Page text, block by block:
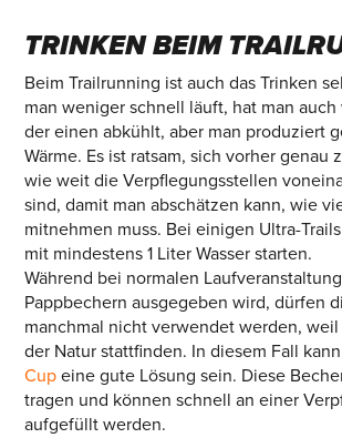
TRINKEN BEIM
Beim Trailrunning ist auch das Trinken
man weniger schnell läuft, hat man
der einen abkühlt, aber man produziert
Wärme. Es ist ratsam, sich vorher genau
wie weit die Verpflegungsstellen
sind, damit man abschätzen kann, wie
mitnehmen muss. Bei einigen Ultra-
mit mindestens 1 Liter Wasser starten.
Während bei normalen
Pappbechern ausgegeben wird, dürfen
manchmal nicht verwendet werden,
der Natur stattfinden. In diesem Fall
Cupeine gute Lösung sein. Diese
tragen und können schnell an einer
aufgefüllt werden.